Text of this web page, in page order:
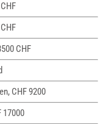
CHF
CHF 9200
17000